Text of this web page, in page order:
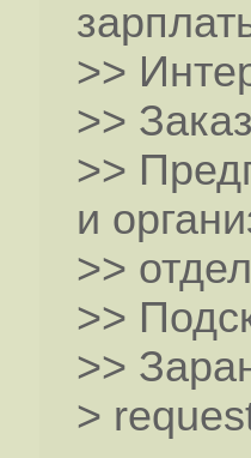
>>
>>
>>
и
>>
>>
>>
>